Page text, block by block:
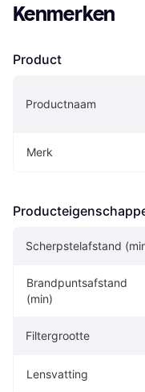
Kenmerken
Product
Productnaam
Merk
Scherpstelafstand
Brandpuntsafstand
(min)
Filtergrootte
Lensvatting